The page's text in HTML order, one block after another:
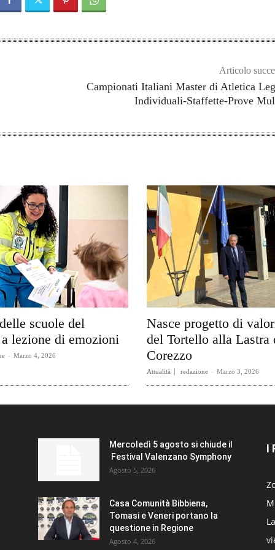
Articolo
Campionati Italiani Master di Atletica
Individuali-Staffette-Prove
scuole del
lezione di emozioni
- Marzo 4, 2026
Nasce progetto di
del Tortello alla Lastra
Corezzo
Attualità redazione - Marzo 3, 2026
Mercoledì 5 agosto si chiude il
Festival Valenzano Symphony
Agosto 5, 2026
Casa Comunità Bibbiena,
Tomasi e Veneri portano la
questione in Regione
Agosto 4, 2026
I